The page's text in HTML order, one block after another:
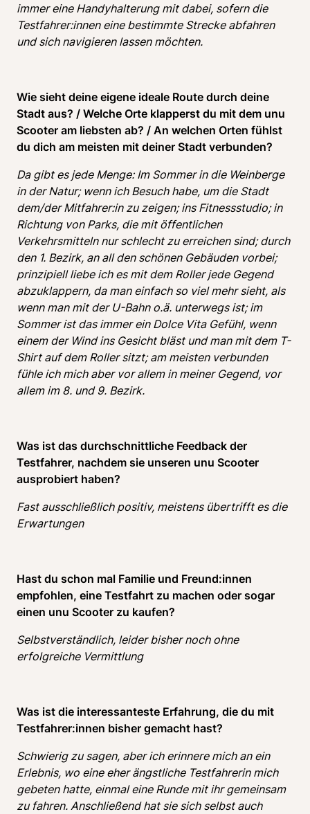
immer eine Handyhalterung mit dabei, sofern die
Testfahrer:innen eine bestimmte Strecke abfahren
und sich navigieren lassen möchten.
Wie sieht deine eigene ideale Route durch deine
Stadt aus? / Welche Orte klapperst du mit dem unu
Scooter am liebsten ab? / An welchen Orten fühlst
du dich am meisten mit deiner Stadt verbunden?
Da gibt es jede Menge: Im Sommer in die Weinberge
in der Natur; wenn ich Besuch habe, um die Stadt
dem/der Mitfahrer:in zu zeigen; ins Fitnessstudio; in
Richtung von Parks, die mit öffentlichen
Verkehrsmitteln nur schlecht zu erreichen sind; durch
den 1. Bezirk, an all den schönen Gebäuden vorbei;
prinzipiell liebe ich es mit dem Roller jede Gegend
abzuklappern, da man einfach so viel mehr sieht, als
wenn man mit der U-Bahn o.ä. unterwegs ist; im
Sommer ist das immer ein Dolce Vita Gefühl, wenn
einem der Wind ins Gesicht bläst und man mit dem T-
Shirt auf dem Roller sitzt; am meisten verbunden
fühle ich mich aber vor allem in meiner Gegend, vor
allem im 8. und 9. Bezirk.
Was ist das durchschnittliche Feedback der
Testfahrer, nachdem sie unseren unu Scooter
ausprobiert haben?
Fast ausschließlich positiv, meistens übertrifft es die
Erwartungen
Hast du schon mal Familie und Freund:innen
empfohlen, eine Testfahrt zu machen oder sogar
einen unu Scooter zu kaufen?
Selbstverständlich, leider bisher noch ohne
erfolgreiche Vermittlung
Was ist die interessanteste Erfahrung, die du mit
Testfahrer:innen bisher gemacht hast?
Schwierig zu sagen, aber ich erinnere mich an ein
Erlebnis, wo eine eher ängstliche Testfahrerin mich
gebeten hatte, einmal eine Runde mit ihr gemeinsam
zu fahren. Anschließend hat sie sich selbst auch